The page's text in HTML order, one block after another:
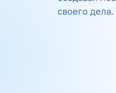
своего дела.